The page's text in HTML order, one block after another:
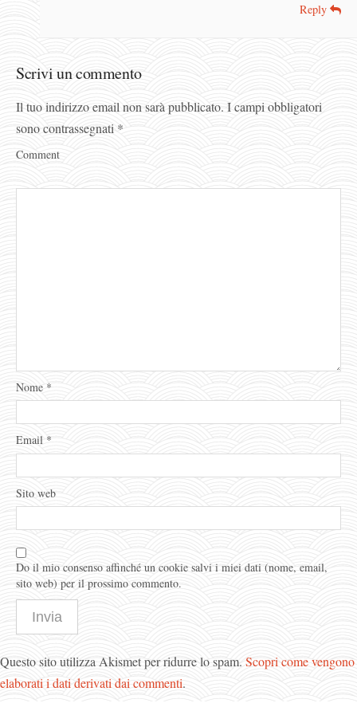
Reply
Scrivi un commento
Il tuo indirizzo email non sarà pubblicato. I campi obbligatori
sono contrassegnati *
Comment
Nome *
Email *
Sito web
Do il mio consenso affinché un cookie salvi i miei dati (nome, email,
sito web) per il prossimo commento.
Questo sito utilizza Akismet per ridurre lo spam. Scopri come vengono
elaborati i dati derivati dai commenti.